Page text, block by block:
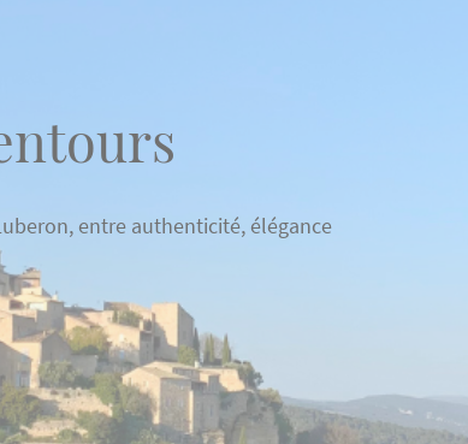
entre authenticité, élégance